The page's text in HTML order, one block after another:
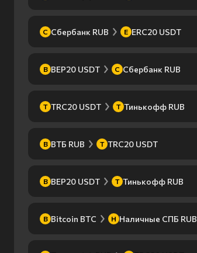
С Сбербанк RUB E ERC20 USDT
B BEP20 USDT С Сбербанк RUB
T TRC20 USDT Т Тинькофф RUB
В ВТБ RUB T TRC20 USDT
B BEP20 USDT Т Тинькофф RUB
B Bitcoin BTC Н Наличные СПБ RUB